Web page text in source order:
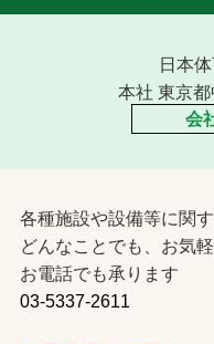
日本
本社 東京
会
各種施設や設備等に関
どんなことでも、お気
お電話でも承ります
03-5337-2611